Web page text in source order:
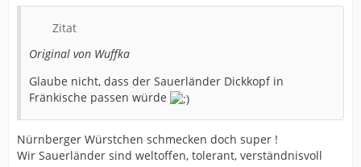
Zitat
Original von Wuffka
Glaube nicht, dass der Sauerländer Dickkopf in
Fränkische passen würde
Nürnberger Würstchen schmecken doch super !
Wir Sauerländer sind weltoffen, tolerant, verständnisvoll